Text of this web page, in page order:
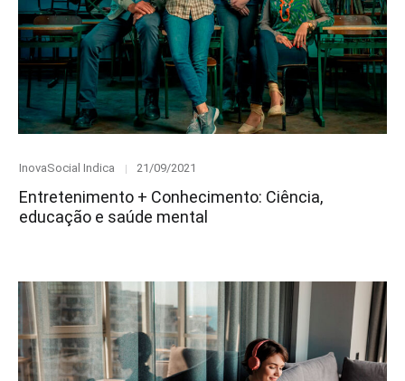
Category
InovaSocial Indica
Posted
21/09/2021
Entretenimento + Conhecimento: Ciência,
educação e saúde mental